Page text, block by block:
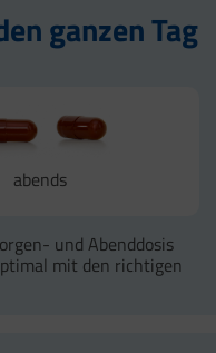
ganzen Tag
abends
und Abenddosis
mit den richtigen